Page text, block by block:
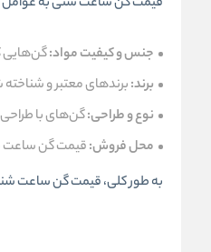
جنس و کیفیت مواد:گن‌هایی
برند:برندهای معتبر و
نوع و طراحی:گن‌های با
محل فروش:قیمت گن ساعت
به طور کلی،قیمت گن ساعت